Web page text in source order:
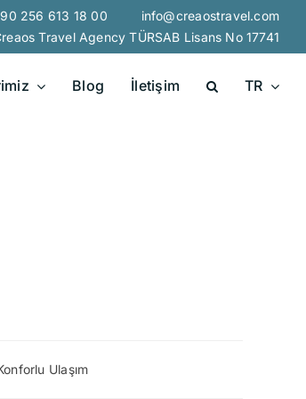
256 613 18 00 info@creaostravel.com
Travel Agency TÜRSAB Lisans No 17741
Blog İletişim TR
Ulaşım